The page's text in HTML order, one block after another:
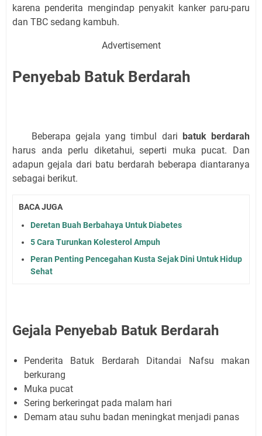
karena penderita mengindap penyakit kanker paru-paru
dan TBC sedang kambuh.
Advertisement
Penyebab Batuk Berdarah
Beberapa gejala yang timbul dari batuk berdarah
harus anda perlu diketahui, seperti muka pucat. Dan
adapun gejala dari batu berdarah beberapa diantaranya
sebagai berikut.
BACA JUGA
Deretan Buah Berbahaya Untuk Diabetes
5 Cara Turunkan Kolesterol Ampuh
Peran Penting Pencegahan Kusta Sejak Dini Untuk Hidup
Sehat
Gejala Penyebab Batuk Berdarah
Penderita Batuk Berdarah Ditandai Nafsu makan
berkurang
Muka pucat
Sering berkeringat pada malam hari
Demam atau suhu badan meningkat menjadi panas